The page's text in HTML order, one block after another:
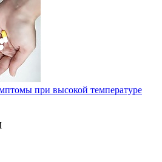
при высокой температуре